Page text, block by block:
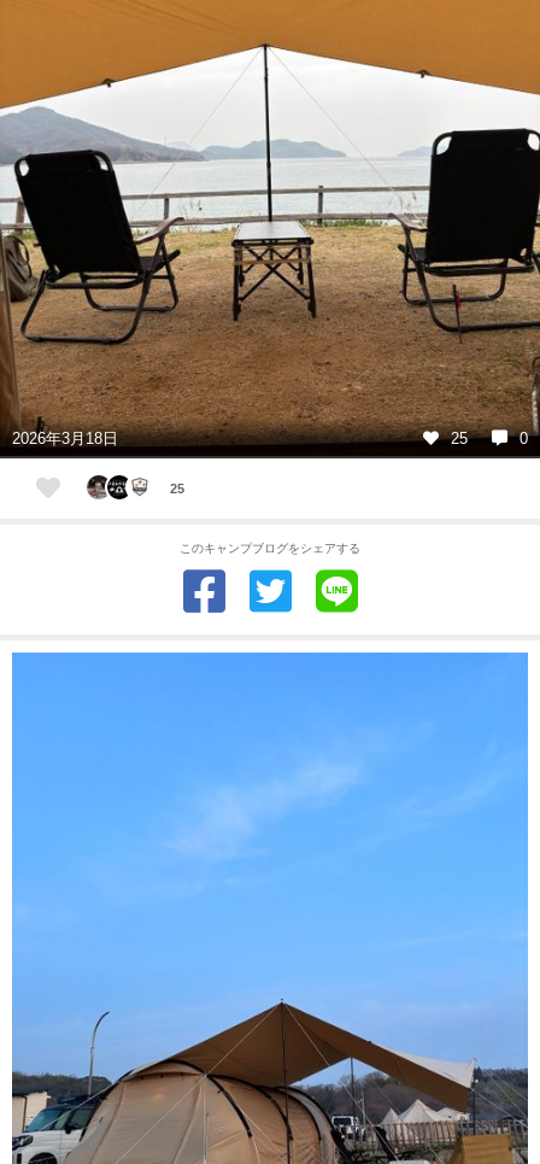
2026年3月18日 25 0
25
このキャンプブログをシェアする